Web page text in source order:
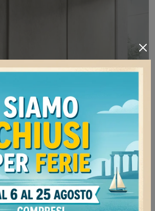
di armadiature a muro con ante
e scopri l'armadio Free Volo
Casa in melaminico.